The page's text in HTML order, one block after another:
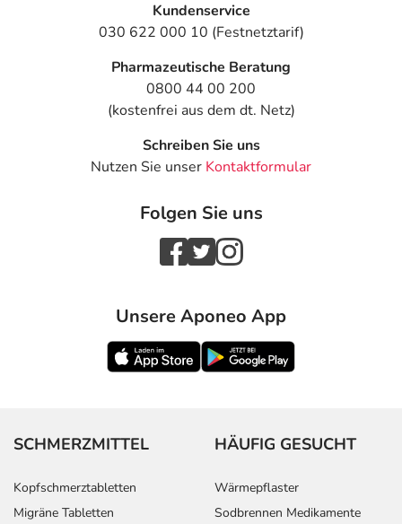
Kundenservice
030 622 000 10 (Festnetztarif)
Pharmazeutische Beratung
0800 44 00 200
(kostenfrei aus dem dt. Netz)
Schreiben Sie uns
Nutzen Sie unser Kontaktformular
Folgen Sie uns
Unsere Aponeo App
SCHMERZMITTEL
Kopfschmerztabletten
Migräne Tabletten
HÄUFIG GESUCHT
Wärmepflaster
Sodbrennen Medikamente